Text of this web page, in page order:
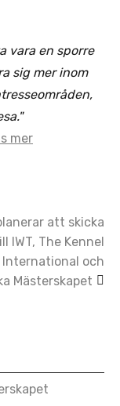
vara en sporre
sig mer inom
mer
att skicka
IWT, The Kennel
International och
Mästerskapet